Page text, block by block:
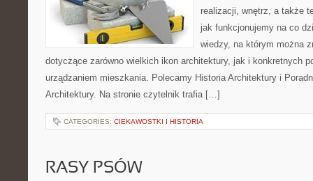
realizacji, wnętrz, a także
jak funkcjonujemy na co
wiedzy, na którym można
dotyczące zarówno wielkich ikon architektury, jak i konkretnych
urządzaniem mieszkania. Polecamy Historia Architektury i
Architektury. Na stronie czytelnik trafia […]
CATEGORIES: CIEKAWOSTKI I HISTORIA
RASY PSÓW